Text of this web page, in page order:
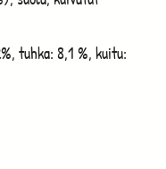
tuhka: 8,1 %, kuitu: